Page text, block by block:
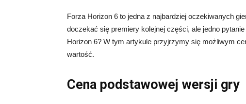
Forza Horizon 6 to jedna z najbardziej oczekiwanych
doczekać się premiery kolejnej części, ale jedno
Horizon 6? W tym artykule przyjrzymy się możliwym
wartość.
Cena podstawowej wersji gry